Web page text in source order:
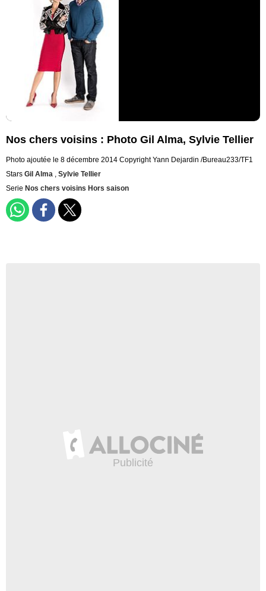
Nos chers voisins : Photo Gil Alma, Sylvie Tellier
Photo ajoutée le 8 décembre 2014 Copyright Yann Dejardin /Bureau233/TF1
Stars Gil Alma , Sylvie Tellier
Serie Nos chers voisins Hors saison